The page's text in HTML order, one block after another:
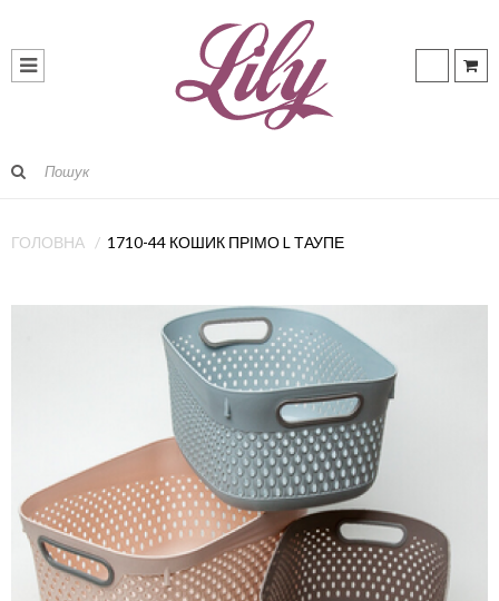
ГОЛОВНА 1710-44 КОШИК ПРІМО L ТАУПЕ